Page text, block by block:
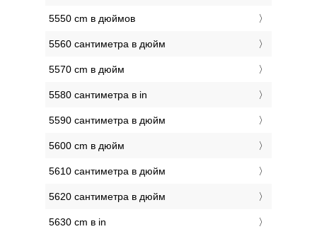
5550 cm в дюймов
5560 сантиметра в дюйм
5570 cm в дюйм
5580 сантиметра в in
5590 сантиметра в дюйм
5600 cm в дюйм
5610 сантиметра в дюйм
5620 сантиметра в дюйм
5630 cm в in